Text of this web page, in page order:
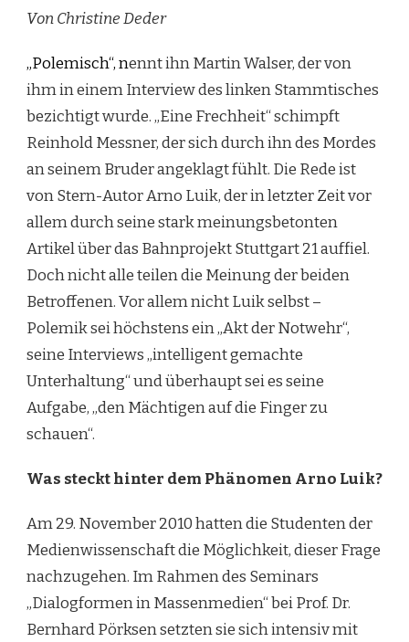
Von Christine Deder
„Polemisch“, nennt ihn Martin Walser, der von
ihm in einem Interview des linken Stammtisches
bezichtigt wurde. „Eine Frechheit“ schimpft
Reinhold Messner, der sich durch ihn des Mordes
an seinem Bruder angeklagt fühlt. Die Rede ist
von Stern-Autor Arno Luik, der in letzter Zeit vor
allem durch seine stark meinungsbetonten
Artikel über das Bahnprojekt Stuttgart 21 auffiel.
Doch nicht alle teilen die Meinung der beiden
Betroffenen. Vor allem nicht Luik selbst –
Polemik sei höchstens ein „Akt der Notwehr“,
seine Interviews „intelligent gemachte
Unterhaltung“ und überhaupt sei es seine
Aufgabe, „den Mächtigen auf die Finger zu
schauen“.
Was steckt hinter dem Phänomen Arno Luik?
Am 29. November 2010 hatten die Studenten der
Medienwissenschaft die Möglichkeit, dieser Frage
nachzugehen. Im Rahmen des Seminars
„Dialogformen in Massenmedien“ bei Prof. Dr.
Bernhard Pörksen setzten sie sich intensiv mit